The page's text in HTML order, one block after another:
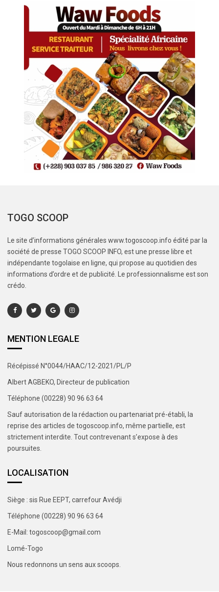
TOGO SCOOP
Le site d’informations générales www.togoscoop.info édité par la
société de presse TOGO SCOOP INFO, est une presse libre et
indépendante togolaise en ligne, qui propose au quotidien des
informations d’ordre et de publicité. Le professionnalisme est son
crédo.
MENTION LEGALE
Récépissé N°0044/HAAC/12-2021/PL/P
Albert AGBEKO, Directeur de publication
Téléphone (00228) 90 96 63 64
Sauf autorisation de la rédaction ou partenariat pré-établi, la
reprise des articles de togoscoop.info, même partielle, est
strictement interdite. Tout contrevenant s’expose à des
poursuites.
LOCALISATION
Siège : sis Rue EEPT, carrefour Avédji
Téléphone (00228) 90 96 63 64
E-Mail: togoscoop@gmail.com
Lomé-Togo
Nous redonnons un sens aux scoops.